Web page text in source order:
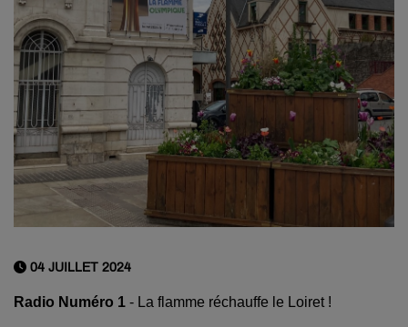
04 JUILLET 2024
Radio Numéro 1 - La flamme réchauffe le Loiret !